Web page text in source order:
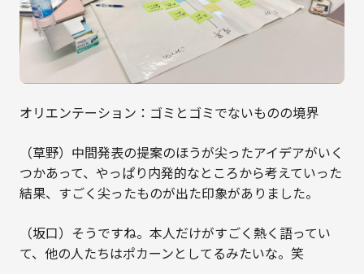
オリエンテーション：ゴミとゴミでないものの境界
（草野）中間発表の提案のほうが尖ったアイデアがいく
つかあって、やっぱり内発的なところから考えていった
結果、すごく尖ったものが出た印象がありました。
（坂口）そうですね。本人だけがすごく熱く語ってい
て、他の人たちはポカーンとしてるみたいな。笑